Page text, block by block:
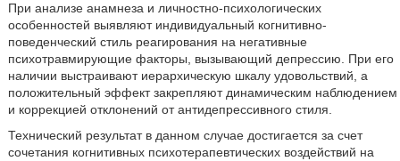
При анализе анамнеза и личностно-психологических
особенностей выявляют индивидуальный когнитивно-
поведенческий стиль реагирования на негативные
психотравмирующие факторы, вызывающий депрессию. При его
наличии выстраивают иерархическую шкалу удовольствий, а
положительный эффект закрепляют динамическим наблюдением
и коррекцией отклонений от антидепрессивного стиля.
Технический результат в данном случае достигается за счет
сочетания когнитивных психотерапевтических воздействий на